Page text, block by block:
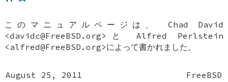
このマニュアルページは、 Chad David
<davidc@FreeBSD.org>と Alfred Perlstein
<alfred@FreeBSD.org>によって書かれました。
August 25, 2011 FreeBSD